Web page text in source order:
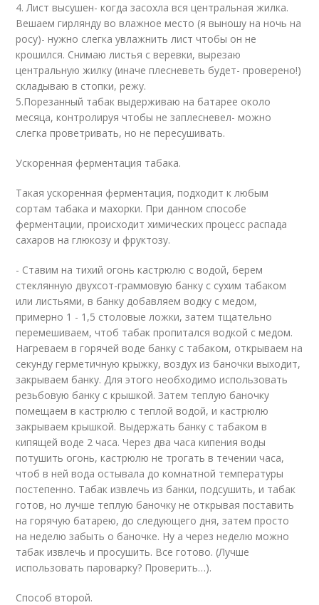
4. Лист высушен- когда засохла вся центральная жилка.
Вешаем гирлянду во влажное место (я выношу на ночь на
росу)- нужно слегка увлажнить лист чтобы он не
крошился. Снимаю листья с веревки, вырезаю
центральную жилку (иначе плесневеть будет- проверено!)
складываю в стопки, режу.
5.Порезанный табак выдерживаю на батарее около
месяца, контролируя чтобы не заплесневел- можно
слегка проветривать, но не пересушивать.
Ускоренная ферментация табака.
Такая ускоренная ферментация, подходит к любым
сортам табака и махорки. При данном способе
ферментации, происходит химических процесс распада
сахаров на глюкозу и фруктозу.
- Ставим на тихий огонь кастрюлю с водой, берем
стеклянную двухсот-граммовую банку с сухим табаком
или листьями, в банку добавляем водку с медом,
примерно 1 - 1,5 столовые ложки, затем тщательно
перемешиваем, чтоб табак пропитался водкой с медом.
Нагреваем в горячей воде банку с табаком, открываем на
секунду герметичную крыжку, воздух из баночки выходит,
закрываем банку. Для этого необходимо использовать
резьбовую банку с крышкой. Затем теплую баночку
помещаем в кастрюлю с теплой водой, и кастрюлю
закрываем крышкой. Выдержать банку с табаком в
кипящей воде 2 часа. Через два часа кипения воды
потушить огонь, кастрюлю не трогать в течении часа,
чтоб в ней вода остывала до комнатной температуры
постепенно. Табак извлечь из банки, подсушить, и табак
готов, но лучше теплую баночку не открывая поставить
на горячую батарею, до следующего дня, затем просто
на неделю забыть о баночке. Ну а через неделю можно
табак извлечь и просушить. Все готово. (Лучше
использовать пароварку? Проверить…).
Способ второй.